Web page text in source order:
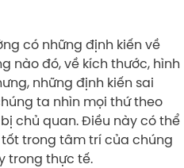
có những định kiến về
nào đó, về kích thước, hình
những định kiến sai
ta nhìn mọi thứ theo
chủ quan. Điều này có thể
trong tâm trí của chúng
trong thực tế.